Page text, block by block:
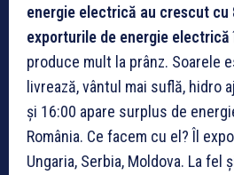
energie electrică au crescut cu
exporturile de energie electrică
produce mult la prânz. Soarele
livrează, vântul mai suflă, hidro
și 16:00 apare surplus de
România. Ce facem cu el? Îl
Ungaria, Serbia, Moldova. La fel